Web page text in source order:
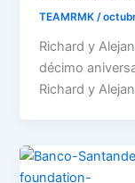
TEAMRMK/
Richard y
décimo
Richard y